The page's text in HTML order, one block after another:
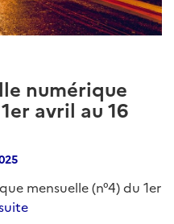
numérique
avril au 16
mensuelle (n°4) du 1er